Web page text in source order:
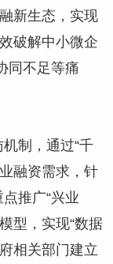
新生态，实现
破解中小微企
同不足等痛
制，通过“千
融资需求，针
推广“兴业
型，实现“数据
相关部门建立